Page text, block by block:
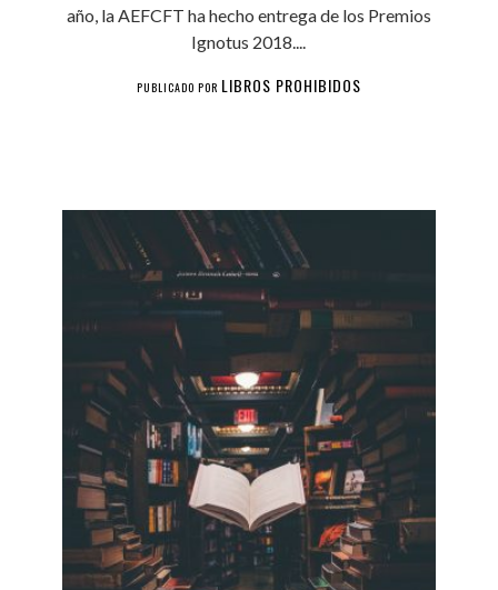
año, la AEFCFT ha hecho entrega de los Premios
Ignotus 2018....
PUBLICADO POR LIBROS PROHIBIDOS